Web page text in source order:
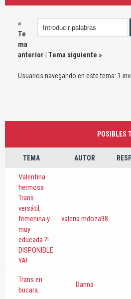
«
Te
ma
anterior | Tema siguiente »
Usuarios navegando en este tema: 1
POSIBLES
TEMA AUTOR
Valentina
hermosa
Trans
versátil,
femenina y
muy
educada ?!
DISPONIBLE
YA!
valeria.mdoza98
Trans en
bucara.
Danna